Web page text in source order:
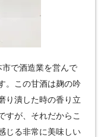
で酒造業を営んで
。この甘酒は麹の吟
り潰した時の香り立
すが、それだからこ
じる非常に美味しい